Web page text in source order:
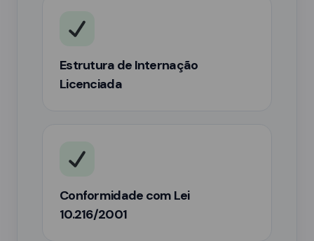
Estrutura de Internação
Licenciada
Conformidade com Lei
10.216/2001